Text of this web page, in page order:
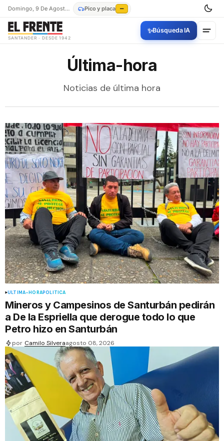
Domingo, 9 De Agosto De 2026 Pico y placa —
SANTANDER · DESDE 1942
✨Búsqueda IA
Última-hora
Noticias de última hora
ÚLTIMA-HORAPOLÍTICA
Mineros y Campesinos de Santurbán pedirán
a De la Espriella que derogue todo lo que
Petro hizo en Santurbán
por Camilo Silveraagosto 08, 2026